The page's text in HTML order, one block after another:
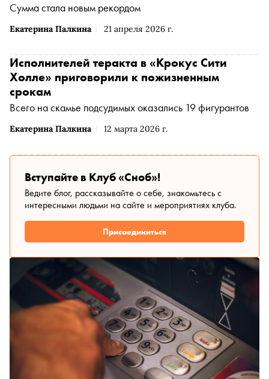
Екатерина Палкина 21 апреля 2026 г.
Сумма стала новым рекордом
Екатерина Палкина 12 марта 2026 г.
Исполнителей теракта в «Крокус Сити
Холле» приговорили к пожизненным
срокам
Всего на скамье подсудимых оказались 19 фигурантов
Вступайте в Клуб «Сноб»!
Ведите блог, рассказывайте о себе, знакомьтесь с
интересными людьми на сайте и мероприятиях клуба.
Присоединиться